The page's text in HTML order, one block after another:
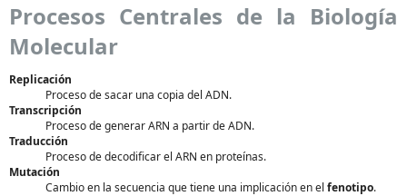
Procesos Centrales de la Biología
Molecular
Replicación
Proceso de sacar una copia del ADN.
Transcripción
Proceso de generar ARN a partir de ADN.
Traducción
Proceso de decodificar el ARN en proteínas.
Mutación
Cambio en la secuencia que tiene una implicación en el fenotipo.